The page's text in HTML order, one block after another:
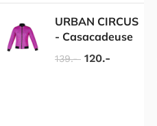
URBAN CIRCUS
- Casacadeuse
139.- 120.-